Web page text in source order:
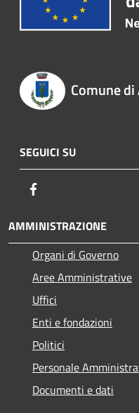
Comune
SEGUICI SU
AMMINISTRAZIONE
Organi di Governo
Aree Amministrative
Uffici
Enti e fondazioni
Politici
Personale
Documenti e dati